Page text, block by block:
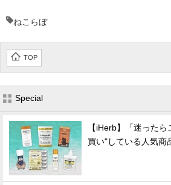
ねこらぼ
TOP
Special
【iHerb】「迷った
買い"している人気商